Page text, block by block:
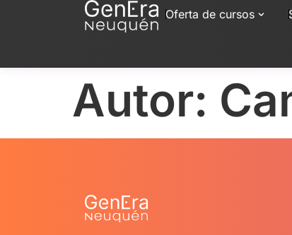
Oferta de cursos
Autor: